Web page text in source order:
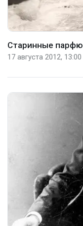
Старинные
17 августа 2012, 13:00